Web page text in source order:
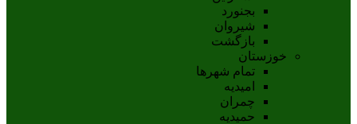
بجنورد
شيروان
بازگشت
خوزستان
تمام شهر‌ها
امیدیه
چمران
حمیدیه